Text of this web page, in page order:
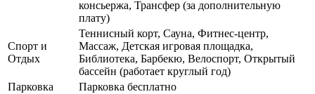
консьержа, Трансфер (за дополнительную
плату)
Спорт и
Отдых
Теннисный корт, Сауна, Фитнес-центр,
Массаж, Детская игровая площадка,
Библиотека, Барбекю, Велоспорт, Открытый
бассейн (работает круглый год)
Парковка
Парковка бесплатно